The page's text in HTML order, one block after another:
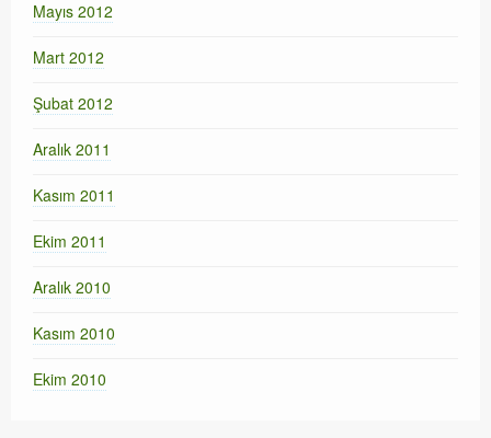
Mayıs 2012
Mart 2012
Şubat 2012
Aralık 2011
Kasım 2011
Ekim 2011
Aralık 2010
Kasım 2010
Ekim 2010